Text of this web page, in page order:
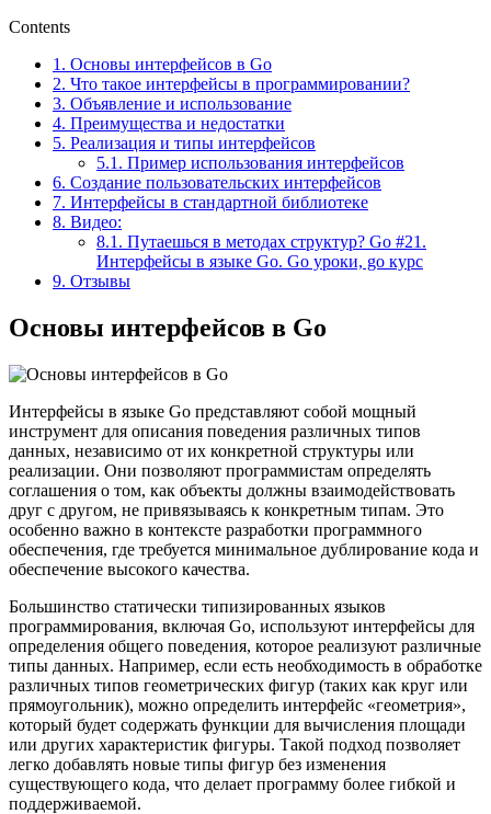
Contents
1. Основы интерфейсов в Go
2. Что такое интерфейсы в программировании?
3. Объявление и использование
4. Преимущества и недостатки
5. Реализация и типы интерфейсов
5.1. Пример использования интерфейсов
6. Создание пользовательских интерфейсов
7. Интерфейсы в стандартной библиотеке
8. Видео:
8.1. Путаешься в методах структур? Go #21.
Интерфейсы в языке Go. Go уроки, go курс
9. Отзывы
Основы интерфейсов в Go
Интерфейсы в языке Go представляют собой мощный
инструмент для описания поведения различных типов
данных, независимо от их конкретной структуры или
реализации. Они позволяют программистам определять
соглашения о том, как объекты должны взаимодействовать
друг с другом, не привязываясь к конкретным типам. Это
особенно важно в контексте разработки программного
обеспечения, где требуется минимальное дублирование кода и
обеспечение высокого качества.
Большинство статически типизированных языков
программирования, включая Go, используют интерфейсы для
определения общего поведения, которое реализуют различные
типы данных. Например, если есть необходимость в обработке
различных типов геометрических фигур (таких как круг или
прямоугольник), можно определить интерфейс «геометрия»,
который будет содержать функции для вычисления площади
или других характеристик фигуры. Такой подход позволяет
легко добавлять новые типы фигур без изменения
существующего кода, что делает программу более гибкой и
поддерживаемой.